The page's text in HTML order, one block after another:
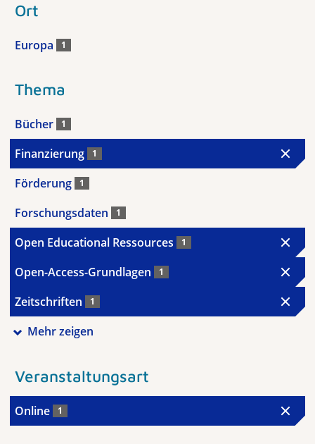
Ort
Europa 1
Thema
Bücher 1
Finanzierung 1
Förderung 1
Forschungsdaten 1
Open Educational Ressources 1
Open-Access-Grundlagen 1
Zeitschriften 1
Mehr zeigen
Veranstaltungsart
Online 1